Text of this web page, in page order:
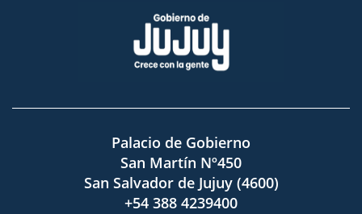
Palacio de Gobierno
San Martín Nº450
San Salvador de Jujuy (4600)
+54 388 4239400